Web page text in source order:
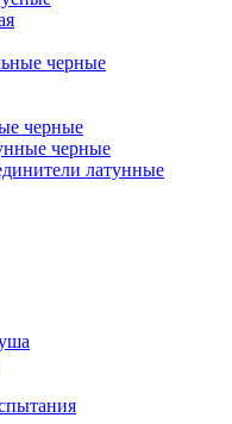
черные
черные
черные
латунные